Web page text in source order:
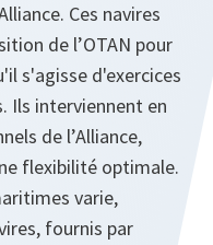
Ces navires
de l’OTAN pour
s'agisse d'exercices
Ils interviennent en
de l’Alliance,
flexibilité optimale.
varie,
fournis par